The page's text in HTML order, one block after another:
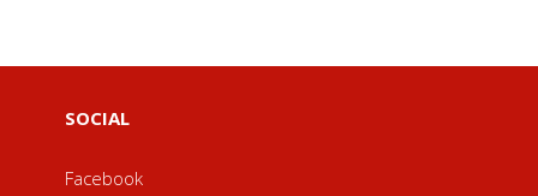
SOCIAL
Facebook